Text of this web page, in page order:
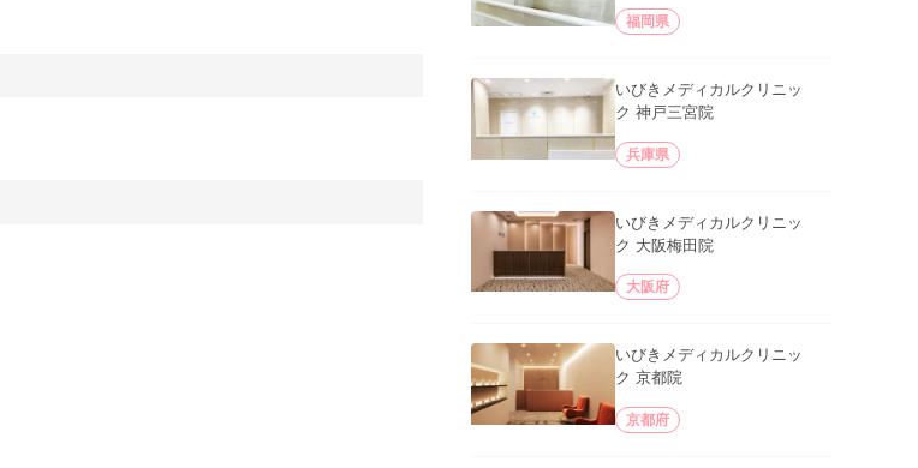
福岡県
いびきメディカルクリニッ
ク 神戸三宮院
兵庫県
いびきメディカルクリニッ
ク 大阪梅田院
大阪府
いびきメディカルクリニッ
ク 京都院
京都府